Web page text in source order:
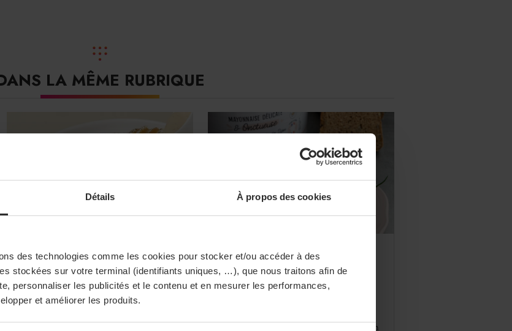
Détails À propos des cookies
des technologies comme les cookies pour stocker et/ou accéder à des
stockées sur votre terminal (identifiants uniques, …), que nous traitons afin de
personnaliser les publicités et le contenu et en mesurer les performances,
et améliorer les produits.
LA MÊME RUBRIQUE
Sébalcé lance la gousse de
vanille gourmet d’Ouganda
Sébalcé, marque de Condifa, dévoile
Amora lance sa mayonnaise
Délicate & Onctueuse
l’emploi, 41% moins grasse, élaborée en